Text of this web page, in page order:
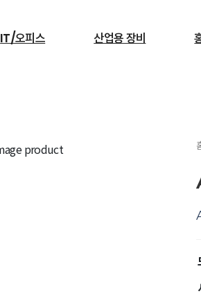
IT/오피스 산업용 장비
서빙로봇